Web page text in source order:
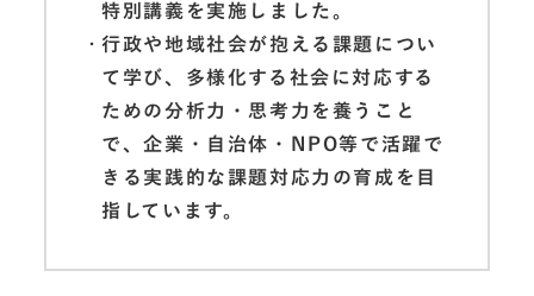
特別講義を実施しました。
行政や地域社会が抱える課題につい
て学び、多様化する社会に対応する
ための分析力・思考力を養うこと
で、企業・自治体・NPO等で活躍で
きる実践的な課題対応力の育成を目
指しています。